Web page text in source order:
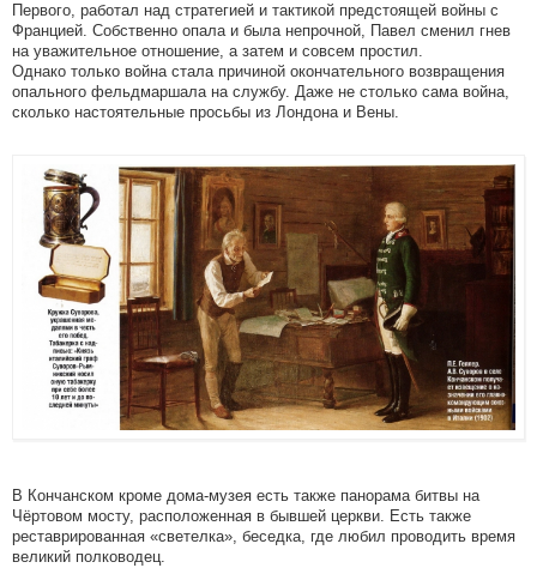
Первого, работал над стратегией и тактикой предстоящей войны с
Францией. Собственно опала и была непрочной, Павел сменил гнев
на уважительное отношение, а затем и совсем простил.
Однако только война стала причиной окончательного возвращения
опального фельдмаршала на службу. Даже не столько сама война,
сколько настоятельные просьбы из Лондона и Вены.
В Кончанском кроме дома-музея есть также панорама битвы на
Чёртовом мосту, расположенная в бывшей церкви. Есть также
реставрированная «светелка», беседка, где любил проводить время
великий полководец.